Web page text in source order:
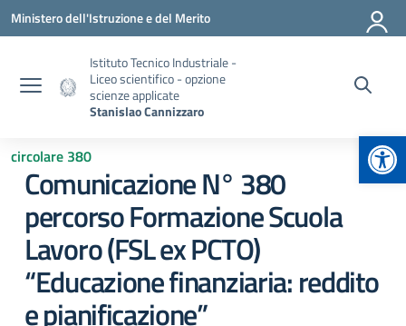
Vai ai contenuti
Vai al menu di navigazione
Vai al footer
Ministero dell'Istruzione e del Merito
Istituto Tecnico Industriale -
Liceo scientifico - opzione
scienze applicate
Stanislao Cannizzaro
circolare 380
Comunicazione N° 380
percorso Formazione Scuola
Lavoro (FSL ex PCTO)
“Educazione finanziaria: reddito
e pianificazione”